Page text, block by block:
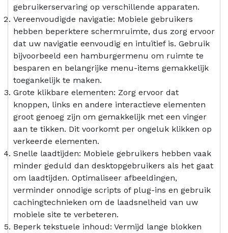
gebruikerservaring op verschillende apparaten.
Vereenvoudigde navigatie: Mobiele gebruikers
hebben beperktere schermruimte, dus zorg ervoor
dat uw navigatie eenvoudig en intuïtief is. Gebruik
bijvoorbeeld een hamburgermenu om ruimte te
besparen en belangrijke menu-items gemakkelijk
toegankelijk te maken.
Grote klikbare elementen: Zorg ervoor dat
knoppen, links en andere interactieve elementen
groot genoeg zijn om gemakkelijk met een vinger
aan te tikken. Dit voorkomt per ongeluk klikken op
verkeerde elementen.
Snelle laadtijden: Mobiele gebruikers hebben vaak
minder geduld dan desktopgebruikers als het gaat
om laadtijden. Optimaliseer afbeeldingen,
verminder onnodige scripts of plug-ins en gebruik
cachingtechnieken om de laadsnelheid van uw
mobiele site te verbeteren.
Beperk tekstuele inhoud: Vermijd lange blokken